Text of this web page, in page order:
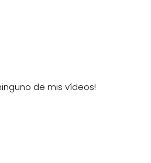
de mis vídeos!